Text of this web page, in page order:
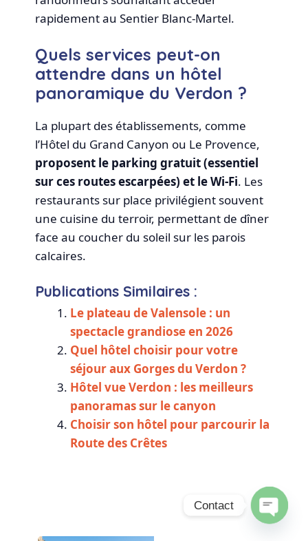
rapidement au Sentier Blanc-Martel.
Quels services peut-on
attendre dans un hôtel
panoramique du Verdon ?
La plupart des établissements, comme
l’Hôtel du Grand Canyon ou Le Provence,
proposent le parking gratuit (essentiel
sur ces routes escarpées) et le Wi-Fi. Les
restaurants sur place privilégient souvent
une cuisine du terroir, permettant de dîner
face au coucher du soleil sur les parois
calcaires.
Publications Similaires :
Le plateau de Valensole : un
spectacle grandiose en 2026
Quel hôtel choisir pour votre
séjour aux Gorges du Verdon ?
Hôtel vue Verdon : les meilleurs
panoramas sur le canyon
Choisir son hôtel pour parcourir la
Route des Crêtes
Contact